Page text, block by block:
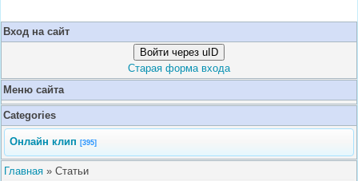
Вход на сайт
Войти через uID
Старая форма входа
Меню сайта
Categories
Онлайн клип [395]
Главная » Статьи